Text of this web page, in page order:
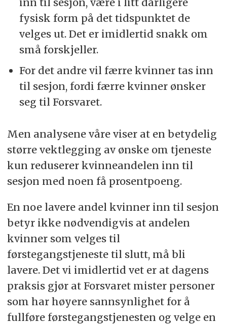
fysisk form på det tidspunktet de
velges ut. Det er imidlertid snakk om
små forskjeller.
For det andre vil færre kvinner tas inn
til sesjon, fordi færre kvinner ønsker
seg til Forsvaret.
Men analysene våre viser at en betydelig
større vektlegging av ønske om tjeneste
kun reduserer kvinneandelen inn til
sesjon med noen få prosentpoeng.
En noe lavere andel kvinner inn til sesjon
betyr ikke nødvendigvis at andelen
kvinner som velges til
førstegangstjeneste til slutt, må bli
lavere. Det vi imidlertid vet er at dagens
praksis gjør at Forsvaret mister personer
som har høyere sannsynlighet for å
fullføre førstegangstjenesten og velge en